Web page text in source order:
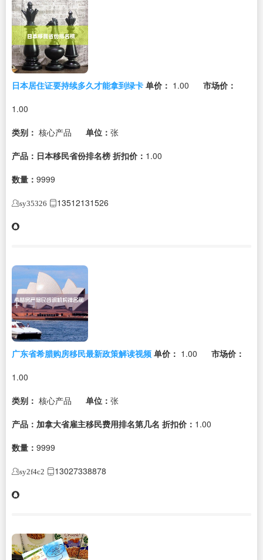
日本居住证要持续多久才能拿到绿卡 单价： 1.00
市场价：
1.00
类别： 核心产品 单位： 张
产品：日本移民省份排名榜 折扣价： 1.00
数量： 9999
sy35326 13512131526
广东省希腊购房移民最新政策解读视频 单价： 1.00
市场价：
1.00
类别： 核心产品 单位： 张
产品：加拿大省雇主移民费用排名第几名 折扣价： 1.00
数量： 9999
sy2f4c2 13027338878